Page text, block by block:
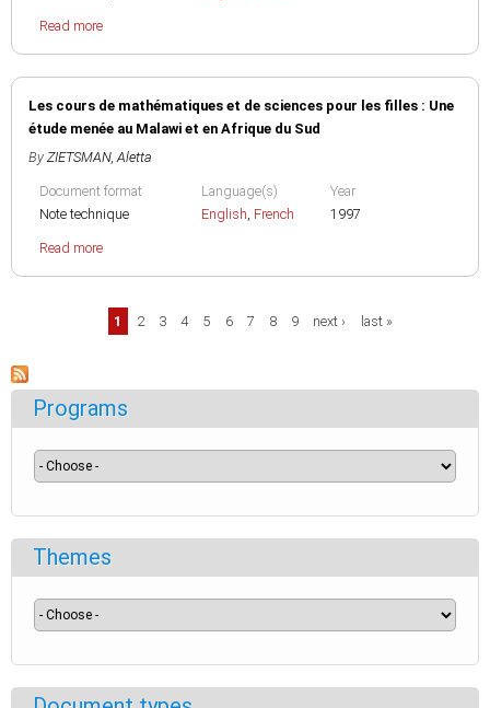
Read more
Les cours de mathématiques et de sciences pour les filles : Une
étude menée au Malawi et en Afrique du Sud
By ZIETSMAN, Aletta
Document format
Note technique
Language(s)
English, French
Year
1997
Read more
1 2 3 4 5 6 7 8 9 next › last »
Programs
Themes